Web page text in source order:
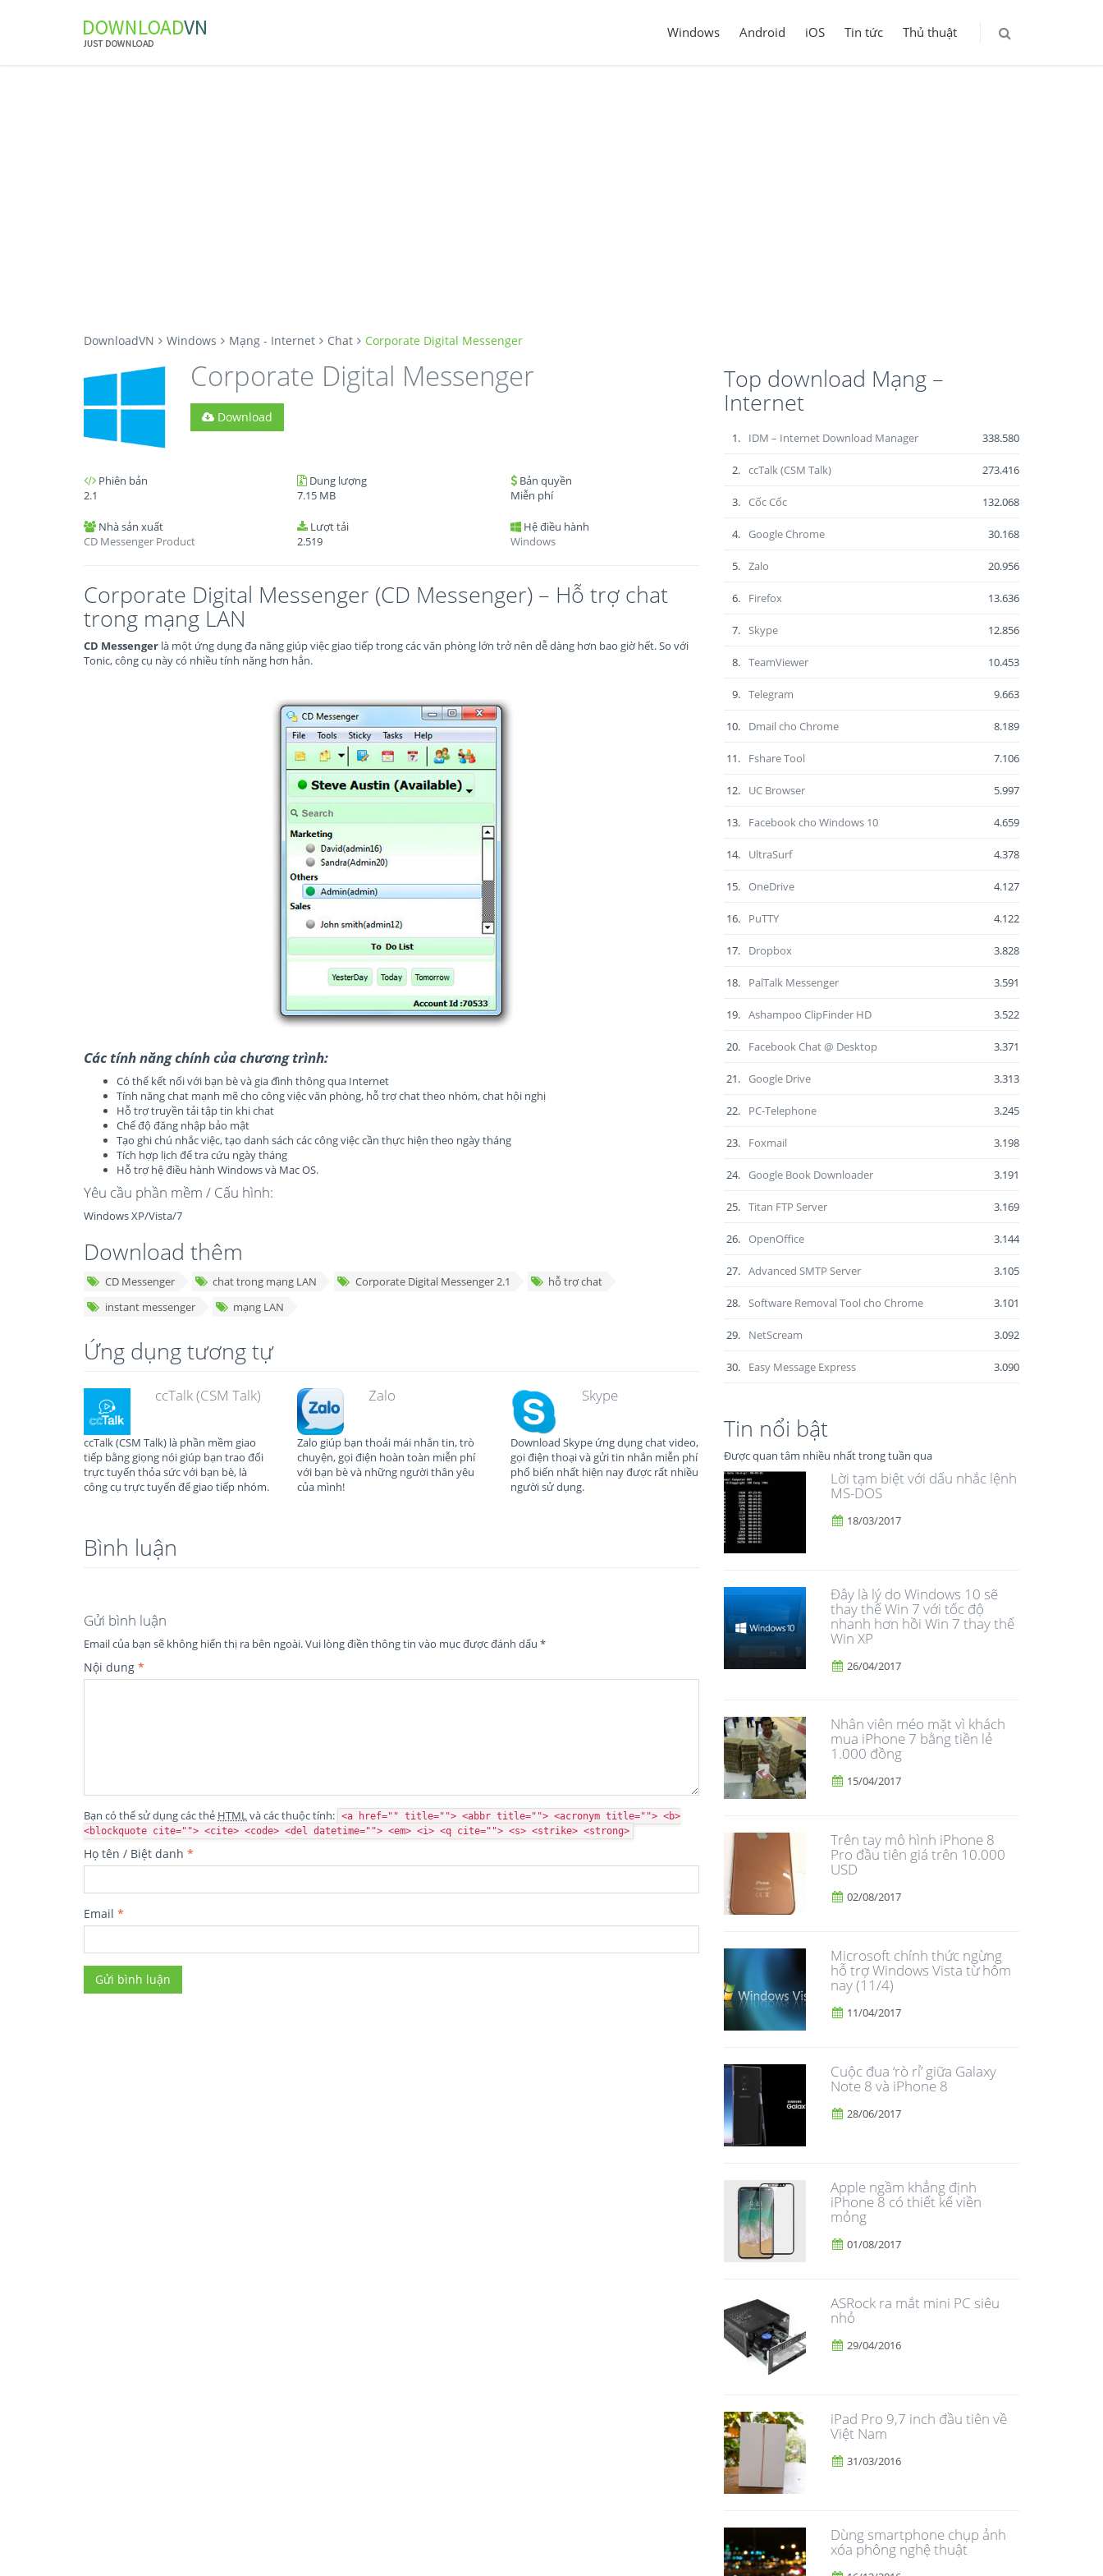
Windows Android iOS Tin tức Thủ thuật
DownloadVN Windows Mạng - Internet Chat Corporate Digital Messenger
Corporate Digital Messenger
Download
Phiên bản
2.1
Dung lượng
7.15 MB
Bản quyền
Miễn phí
Nhà sản xuất
CD Messenger Product
Lượt tải
2.519
Hệ điều hành
Windows
Corporate Digital Messenger (CD Messenger) – Hỗ trợ chat
trong mạng LAN
CD Messenger là một ứng dụng đa năng giúp việc giao tiếp trong các văn phòng lớn trở nên dễ dàng hơn bao giờ hết. So với
Tonic, công cụ này có nhiều tính năng hơn hẳn.
Các tính năng chính của chương trình:
Có thể kết nối với bạn bè và gia đình thông qua Internet
Tính năng chat mạnh mẽ cho công việc văn phòng, hỗ trợ chat theo nhóm, chat hội nghị
Hỗ trợ truyền tải tập tin khi chat
Chế độ đăng nhập bảo mật
Tạo ghi chú nhắc việc, tạo danh sách các công việc cần thực hiện theo ngày tháng
Tích hợp lịch để tra cứu ngày tháng
Hỗ trợ hệ điều hành Windows và Mac OS.
Yêu cầu phần mềm / Cấu hình:
Windows XP/Vista/7
Download thêm
CD Messenger chat trong mạng LAN Corporate Digital Messenger 2.1
hỗ trợ chat
instant messenger
mạng LAN
Ứng dụng tương tự
ccTalk (CSM Talk)
ccTalk (CSM Talk) là phần mềm giao
tiếp bằng giọng nói giúp bạn trao đổi
trực tuyến thỏa sức với bạn bè, là
công cụ trực tuyến để giao tiếp nhóm.
Zalo
Zalo giúp bạn thoải mái nhắn tin, trò
chuyện, gọi điện hoàn toàn miễn phí
với bạn bè và những người thân yêu
của mình!
Skype
Download Skype ứng dụng chat video,
gọi điện thoại và gửi tin nhắn miễn phí
phổ biến nhất hiện nay được rất nhiều
người sử dụng.
Bình luận
Gửi bình luận
Email của bạn sẽ không hiển thị ra bên ngoài.Vui lòng điền thông tin vào mục được đánh dấu *
Nội dung *
Bạn có thể sử dụng các thẻ HTMLvà các thuộc tính: <a href="" title=""> <abbr title=""> <acronym title=""> <b>
<blockquote cite=""> <cite> <code> <del datetime=""> <em> <i> <q cite=""> <s> <strike> <strong>
Họ tên / Biệt danh *
Email *
Top download Mạng –
Internet
1. IDM – Internet Download Manager 338.580
2. ccTalk (CSM Talk) 273.416
3. Cốc Cốc 132.068
4. Google Chrome 30.168
5. Zalo 20.956
6. Firefox 13.636
7. Skype 12.856
8. TeamViewer 10.453
9. Telegram 9.663
10. Dmail cho Chrome 8.189
11. Fshare Tool 7.106
12. UC Browser 5.997
13. Facebook cho Windows 10 4.659
14. UltraSurf 4.378
15. OneDrive 4.127
16. PuTTY 4.122
17. Dropbox 3.828
18. PalTalk Messenger 3.591
19. Ashampoo ClipFinder HD 3.522
20. Facebook Chat @ Desktop 3.371
21. Google Drive 3.313
22. PC-Telephone 3.245
23. Foxmail 3.198
24. Google Book Downloader 3.191
25. Titan FTP Server 3.169
26. OpenOffice 3.144
27. Advanced SMTP Server 3.105
28. Software Removal Tool cho Chrome 3.101
29. NetScream 3.092
30. Easy Message Express 3.090
Tin nổi bật
Được quan tâm nhiều nhất trong tuần qua
Lời tạm biệt với dấu nhắc lệnh
MS-DOS
18/03/2017
Đây là lý do Windows 10 sẽ
thay thế Win 7 với tốc độ
nhanh hơn hồi Win 7 thay thế
Win XP
26/04/2017
Nhân viên méo mặt vì khách
mua iPhone 7 bằng tiền lẻ
1.000 đồng
15/04/2017
Trên tay mô hình iPhone 8
Pro đầu tiên giá trên 10.000
USD
02/08/2017
Microsoft chính thức ngừng
hỗ trợ Windows Vista từ hôm
nay (11/4)
11/04/2017
​Cuộc đua ‘rò rỉ’ giữa Galaxy
Note 8 và iPhone 8
28/06/2017
Apple ngầm khẳng định
iPhone 8 có thiết kế viền
mỏng
01/08/2017
ASRock ra mắt mini PC siêu
nhỏ
29/04/2016
iPad Pro 9,7 inch đầu tiên về
Việt Nam
31/03/2016
Dùng smartphone chụp ảnh
xóa phông nghệ thuật